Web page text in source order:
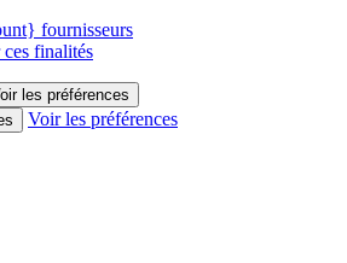
fournisseurs
finalités
les préférences
Voir les préférences